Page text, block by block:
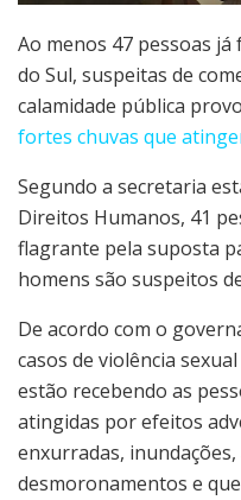
Ao menos 47 pessoas
do Sul, suspeitas de
calamidade pública
fortes chuvas que
Segundo a secretaria
Direitos Humanos, 41
flagrante pela suposta
homens são suspeitos
De acordo com o
casos de violência
estão recebendo as
atingidas por efeitos
enxurradas,
desmoronamentos e